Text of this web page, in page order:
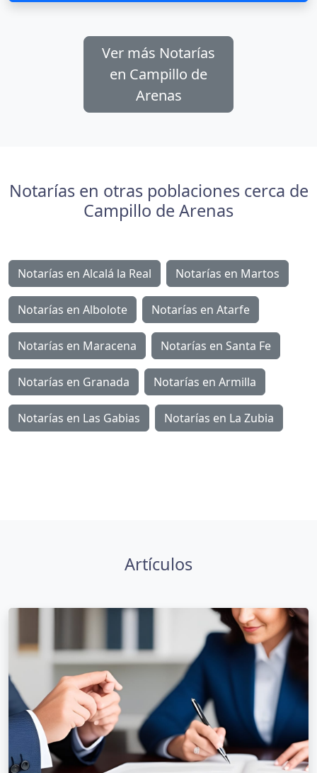
Ver más Notarías
en Campillo de
Arenas
Notarías en otras poblaciones cerca de
Campillo de Arenas
Notarías en Alcalá la Real Notarías en Martos
Notarías en Albolote Notarías en Atarfe
Notarías en Maracena Notarías en Santa Fe
Notarías en Granada Notarías en Armilla
Notarías en Las Gabias Notarías en La Zubia
Artículos